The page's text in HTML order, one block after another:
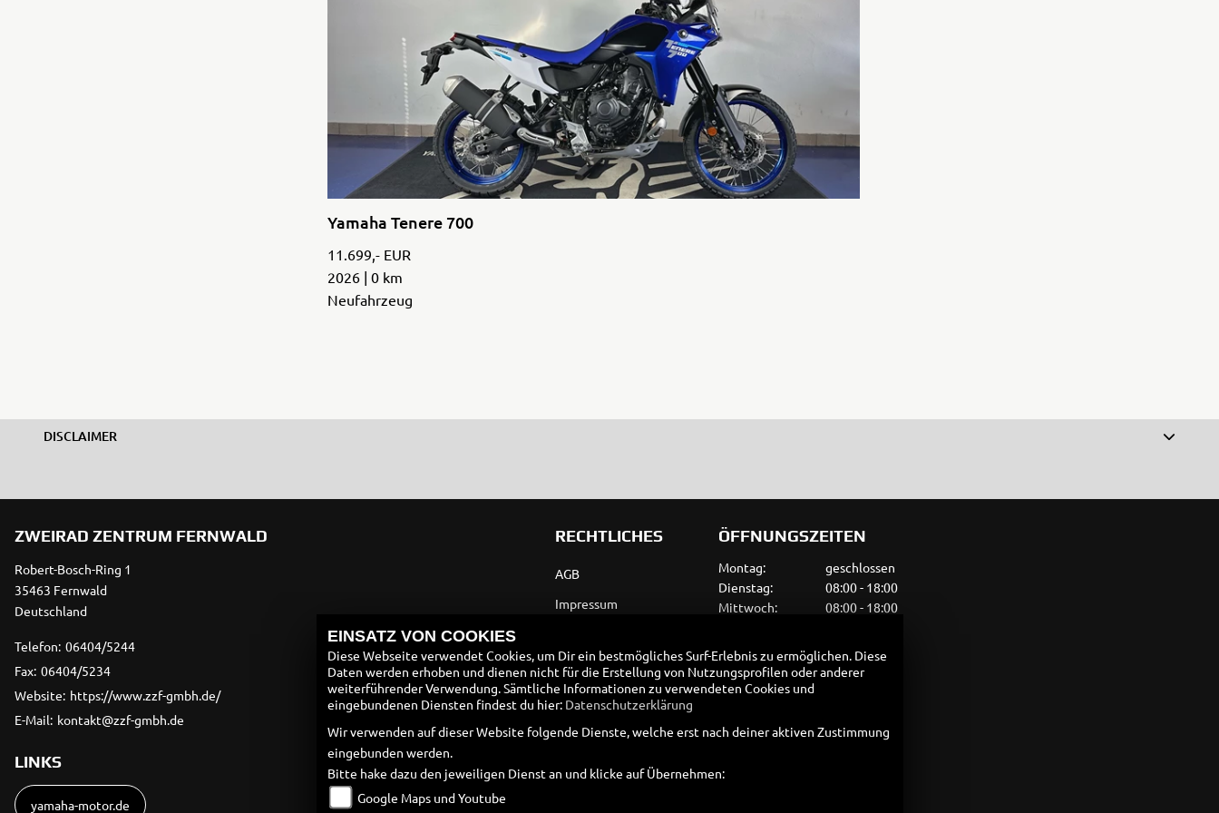
Yamaha Tenere 700
11.699,- EUR
2026 | 0 km
Neufahrzeug
DISCLAIMER
ZWEIRAD ZENTRUM FERNWALD
Robert-Bosch-Ring 1
35463 Fernwald
Deutschland
Telefon: 06404/5244
Fax: 06404/5234
Website: https://www.zzf-gmbh.de/
E-Mail: kontakt@zzf-gmbh.de
LINKS
yamaha-motor.de
RECHTLICHES
AGB
Impressum
Disclaimer
Barrierefreiheit
Batteriegesetz
ÖFFNUNGSZEITEN
Montag:
geschlossen
Dienstag:
08:00 - 18:00
Mittwoch:
08:00 - 18:00
Freitag:
08:00 - 18:00
Samstag:
08:00 - 13:30
Sonntag:
EINSATZ VON COOKIES
Diese Webseite verwendet Cookies, um Dir ein bestmögliches Surf-Erlebnis zu ermöglichen. Diese
Daten werden erhoben und dienen nicht für die Erstellung von Nutzungsprofilen oder anderer
weiterführender Verwendung. Sämtliche Informationen zu verwendeten Cookies und
eingebundenen Diensten findest du hier: Datenschutzerklärung
Wir verwenden auf dieser Website folgende Dienste, welche erst nach deiner aktiven Zustimmung
eingebunden werden.
Bitte hake dazu den jeweiligen Dienst an und klicke auf Übernehmen:
Google Maps und Youtube